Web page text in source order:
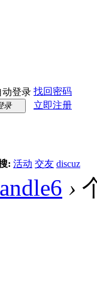
动登录 找回密码
录
立即注册
: 活动 交友 discuz
›